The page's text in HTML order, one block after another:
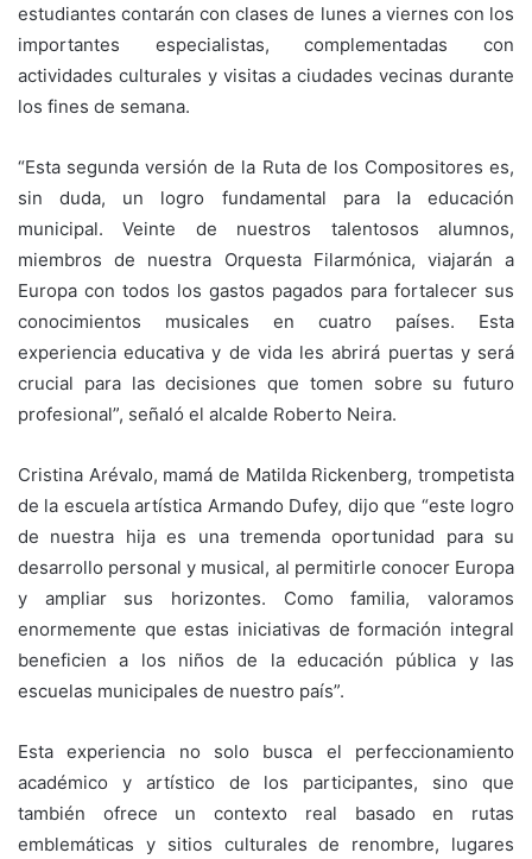
estudiantes contarán con clases de lunes a viernes con los
importantes especialistas, complementadas con
actividades culturales y visitas a ciudades vecinas durante
los fines de semana.
“Esta segunda versión de la Ruta de los Compositores es,
sin duda, un logro fundamental para la educación
municipal. Veinte de nuestros talentosos alumnos,
miembros de nuestra Orquesta Filarmónica, viajarán a
Europa con todos los gastos pagados para fortalecer sus
conocimientos musicales en cuatro países. Esta
experiencia educativa y de vida les abrirá puertas y será
crucial para las decisiones que tomen sobre su futuro
profesional”, señaló el alcalde Roberto Neira.
Cristina Arévalo, mamá de Matilda Rickenberg, trompetista
de la escuela artística Armando Dufey, dijo que “este logro
de nuestra hija es una tremenda oportunidad para su
desarrollo personal y musical, al permitirle conocer Europa
y ampliar sus horizontes. Como familia, valoramos
enormemente que estas iniciativas de formación integral
beneficien a los niños de la educación pública y las
escuelas municipales de nuestro país”.
Esta experiencia no solo busca el perfeccionamiento
académico y artístico de los participantes, sino que
también ofrece un contexto real basado en rutas
emblemáticas y sitios culturales de renombre, lugares